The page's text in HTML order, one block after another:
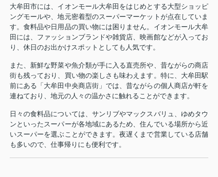
大牟田市には、イオンモール大牟田をはじめとする大型ショッピ
ングモールや、地元密着型のスーパーマーケットが点在していま
す。食料品や日用品の買い物には困りません。イオンモール大牟
田には、ファッションブランドや雑貨店、映画館などが入ってお
り、休日のお出かけスポットとしても人気です。
また、新鮮な野菜や魚介類が手に入る直売所や、昔ながらの商店
街も残っており、買い物の楽しさも味わえます。特に、大牟田駅
前にある「大牟田中央商店街」では、昔ながらの個人商店が軒を
連ねており、地元の人々の温かさに触れることができます。
日々の食料品については、サンリブやマックスバリュ、ゆめタウ
ンといったスーパーが各地域にあるため、住んでいる場所から近
いスーパーを選ぶことができます。夜遅くまで営業している店舗
も多いので、仕事帰りにも便利です。